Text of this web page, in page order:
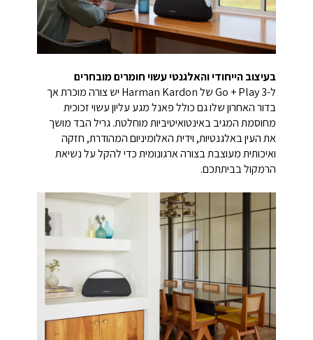
בעיצוב הייחודי והאלגנטי עשוי חומרים מובחרים
ל-Go + Play 3 של Harman Kardon יש צורה מוכרת אך
בדור האחרון שלו גם כולל פאנל מגע עליון עשוי זכוכית
מחוסמת המגיב באינטואיטיביות מוחלטת. גריל הבד מושך
את העין באלגנטיות, וידית האלומיניום המהודרת, חזקה
ואיכותית מעוצבת בצורה ארגונומית כדי להקל על נשיאת
הרמקול בביתתכם.